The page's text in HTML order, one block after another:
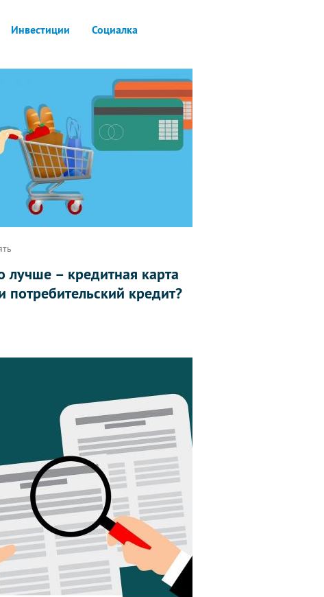
Инвестиции Социалка
лучше – кредитная карта
потребительский кредит?